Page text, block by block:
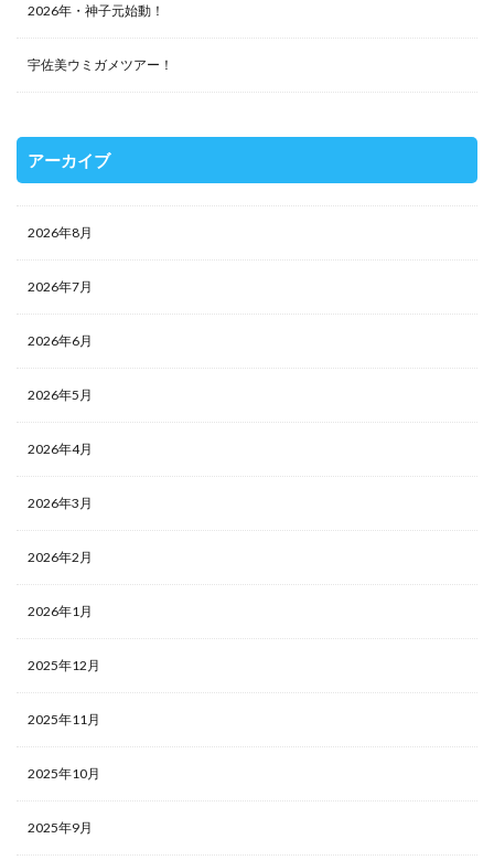
2026年・神子元始動！
宇佐美ウミガメツアー！
アーカイブ
2026年8月
2026年7月
2026年6月
2026年5月
2026年4月
2026年3月
2026年2月
2026年1月
2025年12月
2025年11月
2025年10月
2025年9月